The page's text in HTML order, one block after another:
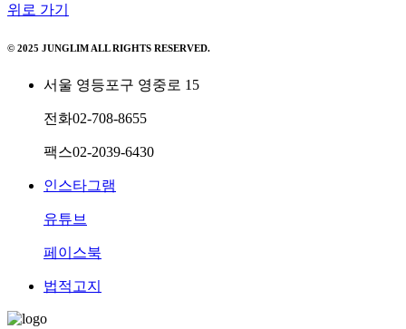
위로 가기
© 2025 JUNGLIM ALL RIGHTS RESERVED.
서울 영등포구 영중로 15
전화02-708-8655
팩스02-2039-6430
인스타그램
유튜브
페이스북
법적고지